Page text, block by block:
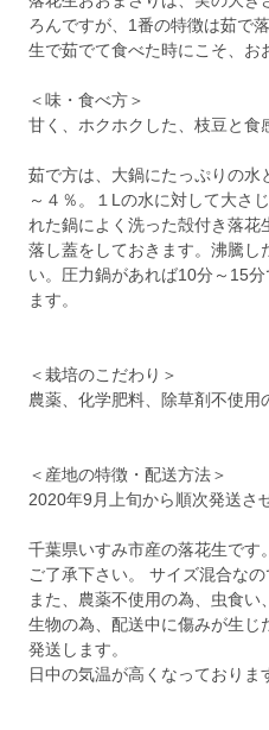
ろんですが、1番の特徴は茹で
生で茹でて食べた時にこそ、お
＜味・食べ方＞
甘く、ホクホクした、枝豆と食
茹で方は、大鍋にたっぷりの水
～４％。１Lの水に対して大さ
れた鍋によく洗った殻付き落花
落し蓋をしておきます。沸騰し
い。圧力鍋があれば10分～15
ます。
＜栽培のこだわり＞
農薬、化学肥料、除草剤不使用
＜産地の特徴・配送方法＞
2020年9月上旬から順次発送さ
千葉県いすみ市産の落花生です
ご了承下さい。 サイズ混合なの
また、農薬不使用の為、虫食い
生物の為、配送中に傷みが生じ
発送します。
日中の気温が高くなっておりま